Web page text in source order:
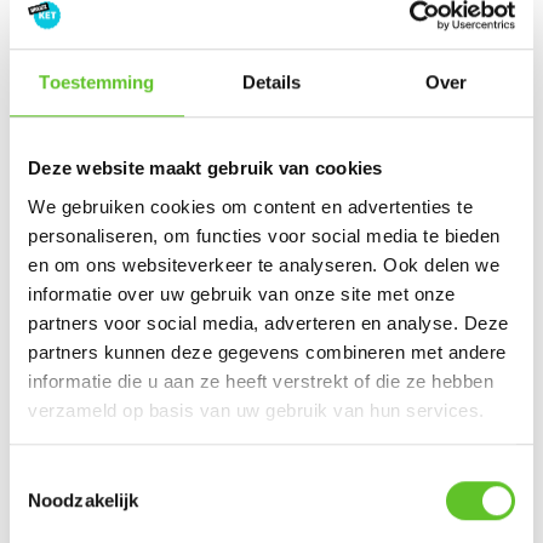
Toestemming Details Over
Deze website maakt gebruik van cookies
We gebruiken cookies om content en advertenties te
personaliseren, om functies voor social media te bieden
en om ons websiteverkeer te analyseren. Ook delen we
informatie over uw gebruik van onze site met onze
partners voor social media, adverteren en analyse. Deze
partners kunnen deze gegevens combineren met andere
informatie die u aan ze heeft verstrekt of die ze hebben
verzameld op basis van uw gebruik van hun services.
Noodzakelijk
van Winterpret. Er zijn dan concerten, fanfares, dans,...
InNeder-Over-Heembeek(2-4 december)
Op hetAmbiorixsquare(9-11 december)
InLaken(16-18 december)